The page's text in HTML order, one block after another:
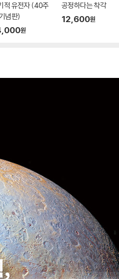
적 유전자 (40주
념판)
원
공정하다는 착각
12,600원